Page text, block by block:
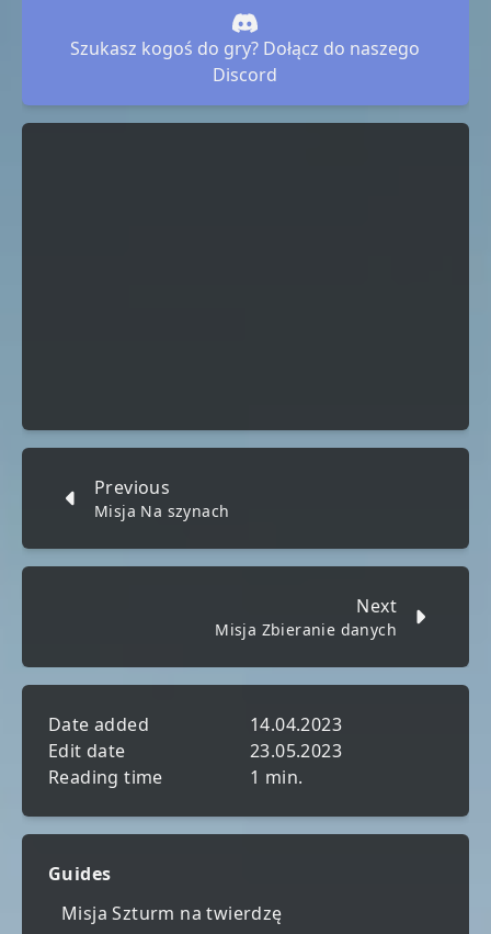
Szukasz kogoś do gry? Dołącz do naszego
Discord
Previous
Misja Na szynach
Next
Misja Zbieranie danych
Date added
14.04.2023
Edit date
23.05.2023
Reading time
1 min.
Guides
Misja Szturm na twierdzę